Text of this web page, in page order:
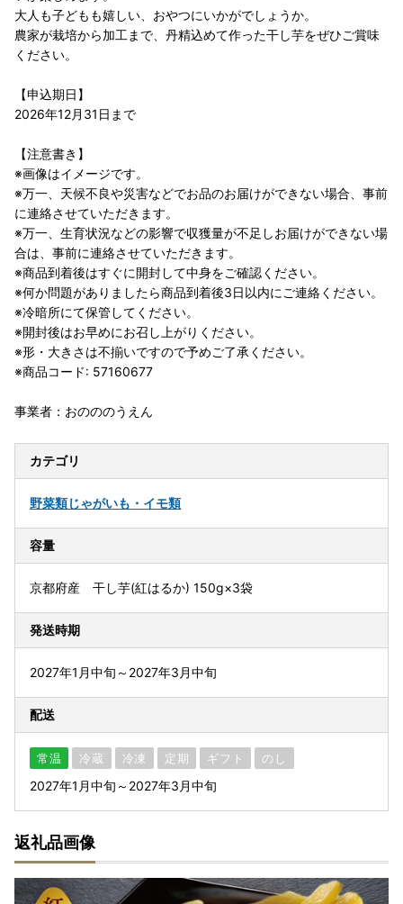
大人も子どもも嬉しい、おやつにいかがでしょうか。
農家が栽培から加工まで、丹精込めて作った干し芋をぜひご賞味
ください。
【申込期日】
2026年12月31日まで
【注意書き】
※画像はイメージです。
※万一、天候不良や災害などでお品のお届けができない場合、事前
に連絡させていただきます。
※万一、生育状況などの影響で収獲量が不足しお届けができない場
合は、事前に連絡させていただきます。
※商品到着後はすぐに開封して中身をご確認ください。
※何か問題がありましたら商品到着後3日以内にご連絡ください。
※冷暗所にて保管してください。
※開封後はお早めにお召し上がりください。
※形・大きさは不揃いですので予めご了承ください。
※商品コード: 57160677
事業者：おのののうえん
カテゴリ
野菜類じゃがいも・イモ類
容量
京都府産 干し芋(紅はるか) 150g×3袋
発送時期
2027年1月中旬～2027年3月中旬
配送
常温 冷蔵 冷凍 定期 ギフト のし
2027年1月中旬～2027年3月中旬
返礼品画像